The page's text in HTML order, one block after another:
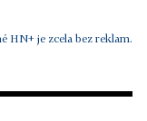
HN+ je zcela bez reklam.